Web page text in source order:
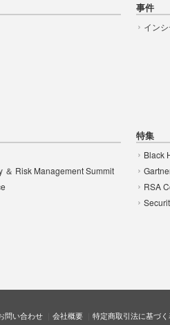
事件
イン
＆ Risk Management Summit
特集
Black
RSA
問い合わせ 会社概要 特定商取引法に基づ